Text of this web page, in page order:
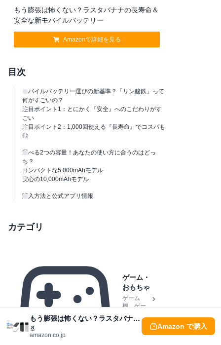
もう膨張は怖くない？ラスタバナナの長寿命＆
安全な新モバイルバッテリー
Amazonで詳細を見る
目次
モバイルバッテリー選びの新基準？「リン酸鉄」って
何がすごいの？
注目ポイント1：とにかく『安全』へのこだわりがす
ごい
注目ポイント2：1,000回使える『長寿命』でコスパも
◎
選べる2つの容量！あなたの使い方に合うのはどっ
ち？
コンパクトな5,000mAhモデル
安心の10,000mAhモデル
購入方法と公式アプリ情報
カテゴリ
ゲーム・
おもちゃ
ゲーム
機、ゲー
ムソフ
ト、玩具
もう膨張は怖くない？ラスタバナナの長寿命＆安全な新モバイルバッテリー
amazon.co.jp
Amazon で購入